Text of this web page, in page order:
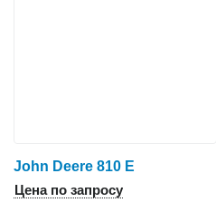
John Deere 810 E
Цена по запросу